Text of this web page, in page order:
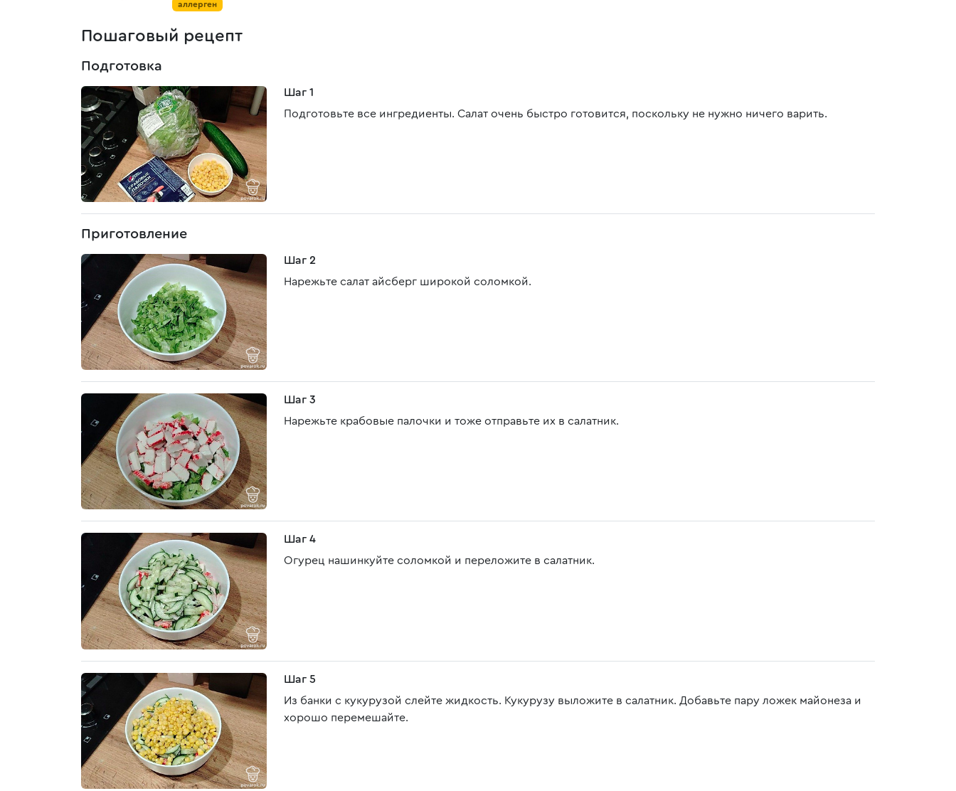
аллерген
Пошаговый рецепт
Подготовка
Шаг 1
Подготовьте все ингредиенты. Салат очень быстро готовится, поскольку не нужно ничего варить.
Приготовление
Шаг 2
Нарежьте салат айсберг широкой соломкой.
Шаг 3
Нарежьте крабовые палочки и тоже отправьте их в салатник.
Шаг 4
Огурец нашинкуйте соломкой и переложите в салатник.
Шаг 5
Из банки с кукурузой слейте жидкость. Кукурузу выложите в салатник. Добавьте пару ложек майонеза и
хорошо перемешайте.